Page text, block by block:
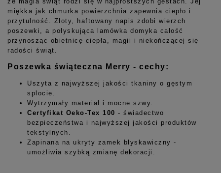
miękka jak chmurka powierzchnia zapewnia ciepło i
przytulność. Złoty, haftowany napis zdobi wierzch
poszewki, a połyskująca lamówka domyka całość
przynosząc obietnicę ciepła, magii i niekończącej się
radości świąt.
Poszewka świąteczna Merry - cechy:
Uszyta z najwyższej jakości tkaniny o gęstym
splocie.
Wytrzymały materiał i mocne szwy.
Certyfikat Oeko-Tex 100 - świadectwo
bezpieczeństwa i najwyższej jakości produktów
tekstylnych.
Zapinana na ukryty zamek błyskawiczny -
umożliwia szybką zmianę dekoracji.